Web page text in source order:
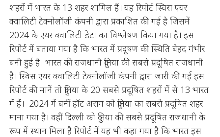
शहरों में भारत के 13 शहर शामिल हैं। यह रिपोर्ट स्विस एयर
क्वालिटी टेक्नोलॉजी कंपनी द्वारा प्रकाशित की गई है जिसमें
2024 के एयर क्वालिटी डेटा का विश्लेषण किया गया है। इस
रिपोर्ट में बताया गया है कि भारत में प्रदूषण की स्थिति बेहद गंभीर
बनी हुई है। भारत की राजधानी दुनिया की सबसे प्रदूषित राजधानी
है। स्विस एयर क्वालिटी टेक्नोलॉजी कंपनी द्वारा जारी की गई इस
रिपोर्ट की मानें तो दुनिया के 20 सबसे प्रदूषित शहरों में से 13 भारत
में हैं। 2024 में बर्नी हॉट असम को दुनिया का सबसे प्रदूषित शहर
माना गया है। वहीं दिल्ली को दुनिया की सबसे प्रदूषित राजधानी के
रूप में स्थान मिला है रिपोर्ट में यह भी कहा गया है कि भारत इस